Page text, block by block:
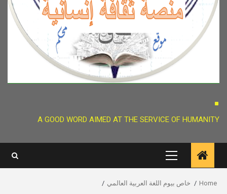
.
A GOOD WORD AIMED AT THE SERVICE OF HUMANITY
Primary
Menu
Home خاص بيوم اللغة العربية العالمي